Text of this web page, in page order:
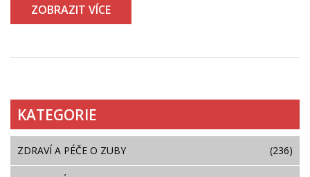
ZOBRAZIT VÍCE
KATEGORIE
ZDRAVÍ A PÉČE O ZUBY (236)